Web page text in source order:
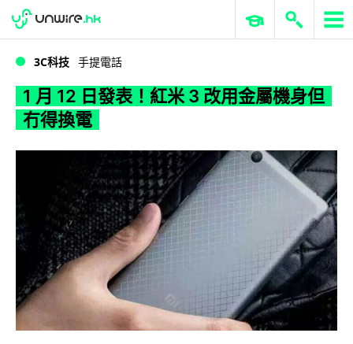
WWDC 2026 ERP 與商業 AI
3C科技 手提電話
1 月 12 日發表！紅米 3 改用金屬機身但
冇得換電